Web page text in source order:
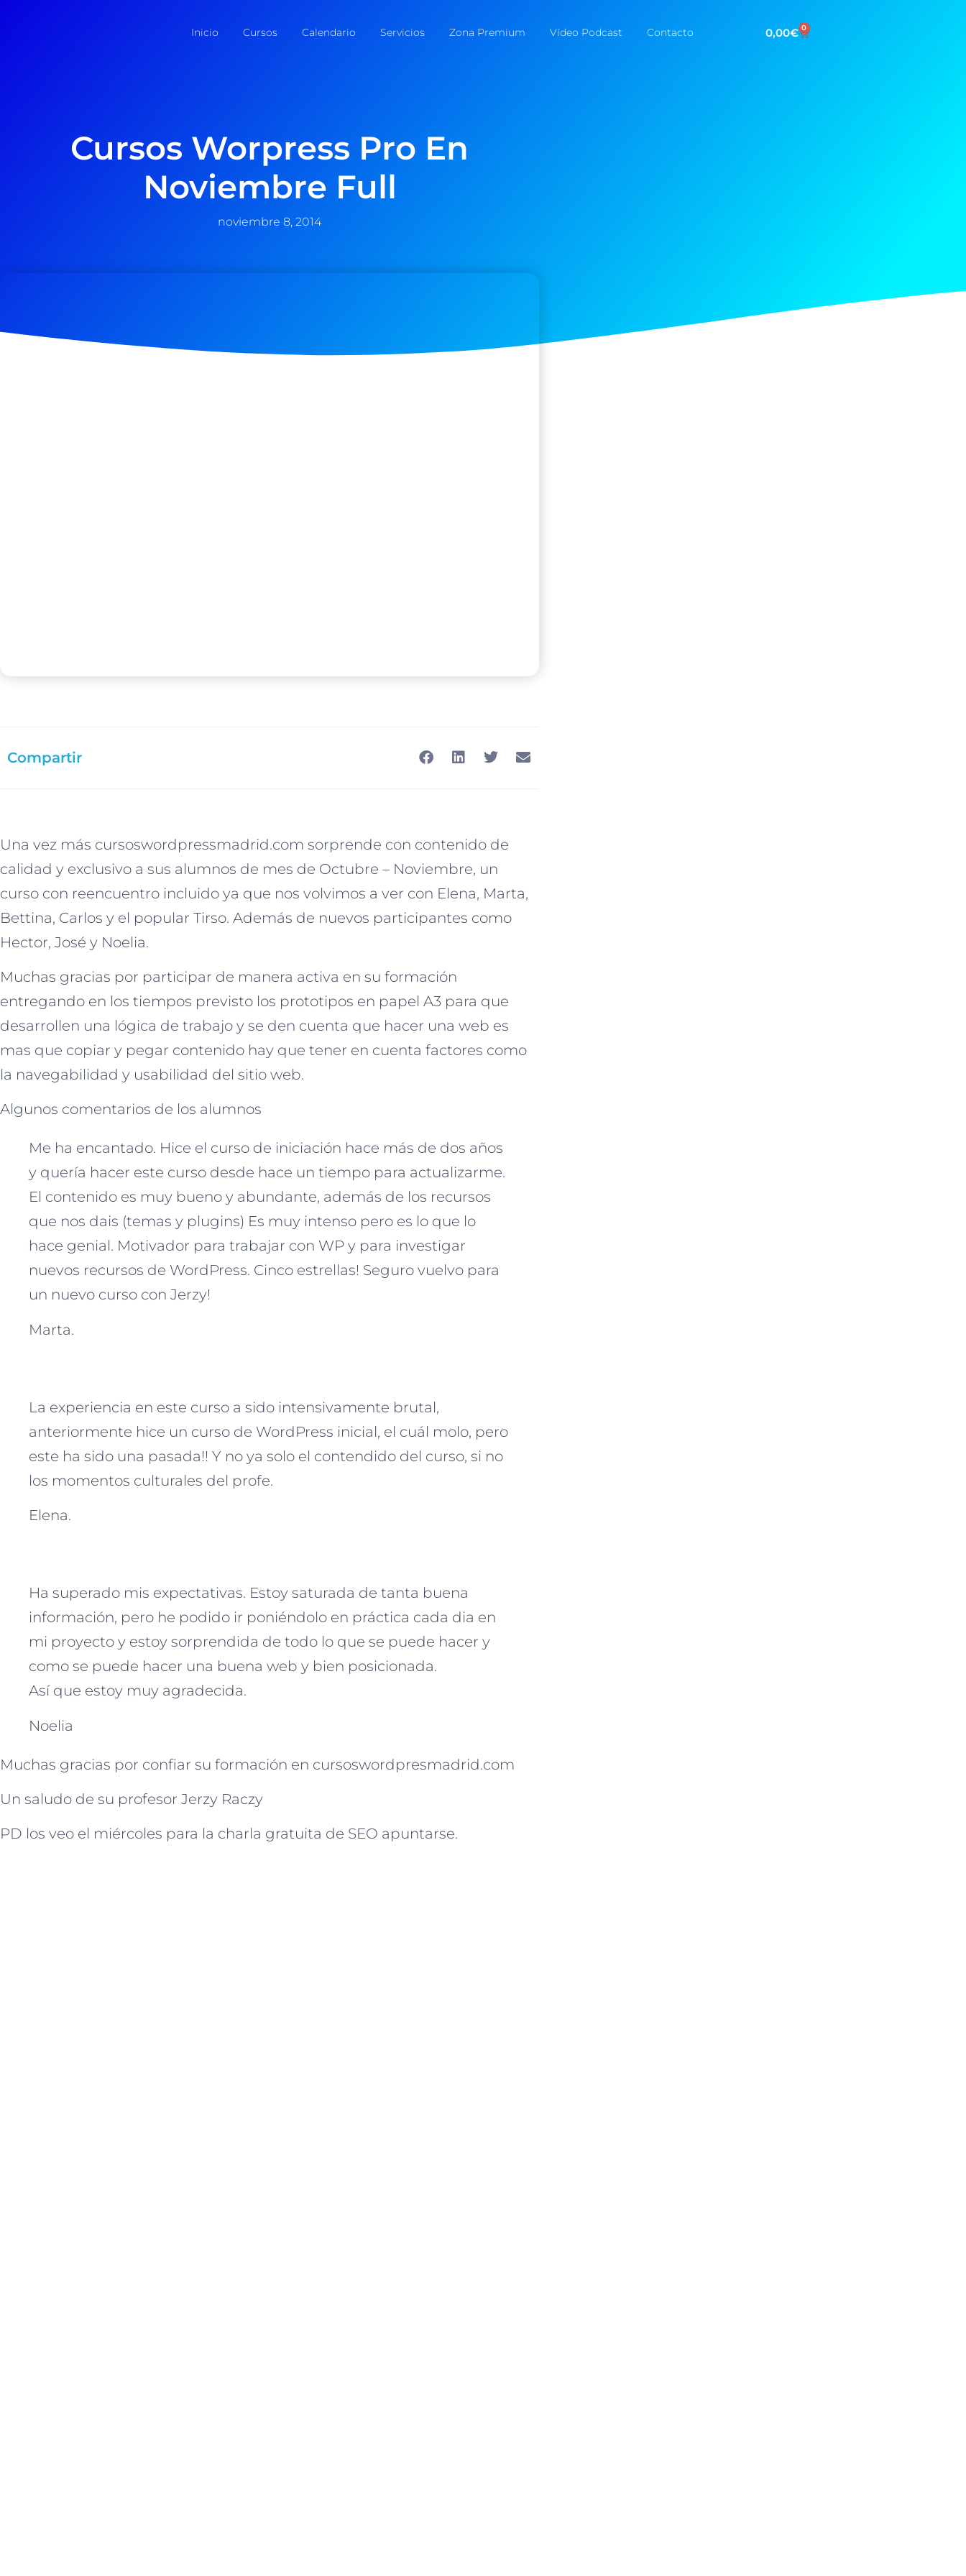
Inicio Cursos Calendario Servicios Zona Premium Vídeo Podcast Contacto 0,00€ 0
Cursos Worpress Pro En
Noviembre Full
noviembre 8, 2014
Compartir
Una vez más cursoswordpressmadrid.com sorprende con contenido de
calidad y exclusivo a sus alumnos de mes de Octubre – Noviembre, un
curso con reencuentro incluido ya que nos volvimos a ver con Elena, Marta,
Bettina, Carlos y el popular Tirso. Además de nuevos participantes como
Hector, José y Noelia.
Muchas gracias por participar de manera activa en su formación
entregando en los tiempos previsto los prototipos en papel A3 para que
desarrollen una lógica de trabajo y se den cuenta que hacer una web es
mas que copiar y pegar contenido hay que tener en cuenta factores como
la navegabilidad y usabilidad del sitio web.
Algunos comentarios de los alumnos
Me ha encantado. Hice el curso de iniciación hace más de dos años
y quería hacer este curso desde hace un tiempo para actualizarme.
El contenido es muy bueno y abundante, además de los recursos
que nos dais (temas y plugins) Es muy intenso pero es lo que lo
hace genial. Motivador para trabajar con WP y para investigar
nuevos recursos de WordPress. Cinco estrellas! Seguro vuelvo para
un nuevo curso con Jerzy!
Marta.
La experiencia en este curso a sido intensivamente brutal,
anteriormente hice un curso de WordPress inicial, el cuál molo, pero
este ha sido una pasada!! Y no ya solo el contendido del curso, si no
los momentos culturales del profe.
Elena.
Ha superado mis expectativas. Estoy saturada de tanta buena
información, pero he podido ir poniéndolo en práctica cada dia en
mi proyecto y estoy sorprendida de todo lo que se puede hacer y
como se puede hacer una buena web y bien posicionada.
Así que estoy muy agradecida.
Noelia
Muchas gracias por confiar su formación en cursoswordpresmadrid.com
Un saludo de su profesor Jerzy Raczy
PD los veo el miércoles para la charla gratuita de SEO apuntarse.